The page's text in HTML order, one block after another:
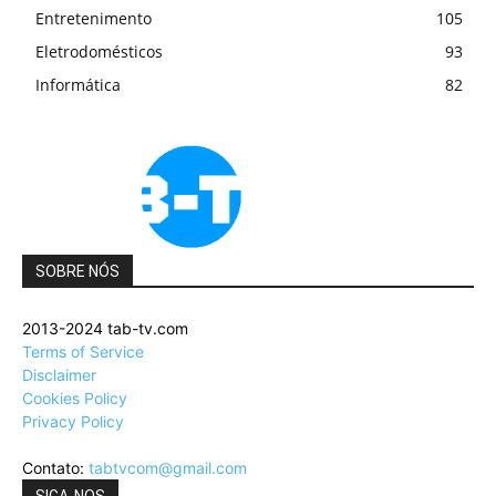
Entretenimento
105
Eletrodomésticos
93
Informática
82
SOBRE NÓS
2013-2024 tab-tv.com
Terms of Service
Disclaimer
Cookies Policy
Privacy Policy
Contato: tabtvcom@gmail.com